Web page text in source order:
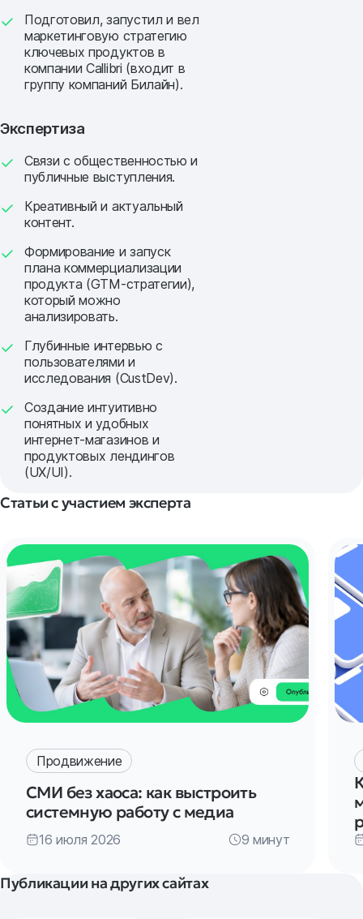
Подготовил, запустил и вел
маркетинговую стратегию
ключевых продуктов в
компании Callibri (входит в
группу компаний Билайн).
Экспертиза
Связи с общественностью и
публичные выступления.
Креативный и актуальный
контент.
Формирование и запуск
плана коммерциализации
продукта (GTM-стратегии),
который можно
анализировать.
Глубинные интервью с
пользователями и
исследования (CustDev).
Создание интуитивно
понятных и удобных
интернет-магазинов и
продуктовых лендингов
(UX/UI).
Статьи с участием эксперта
Продвижение
СМИ без хаоса: как выстроить
системную работу с медиа
16 июля 2026 9 минут
Публикации на других сайтах